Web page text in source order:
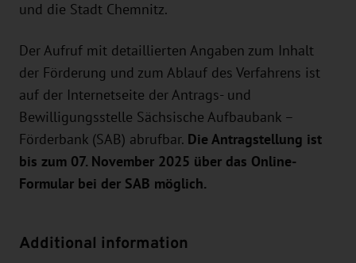
und die Stadt Chemnitz.
Der Aufruf mit detaillierten Angaben zum Inhalt
der Förderung und zum Ablauf des Verfahrens ist
auf der Internetseite der Antrags- und
Bewilligungsstelle Sächsische Aufbaubank –
Förderbank (SAB) abrufbar. Die Antragstellung ist
bis zum 07. November 2025 über das Online-
Formular bei der SAB möglich.
Additional information